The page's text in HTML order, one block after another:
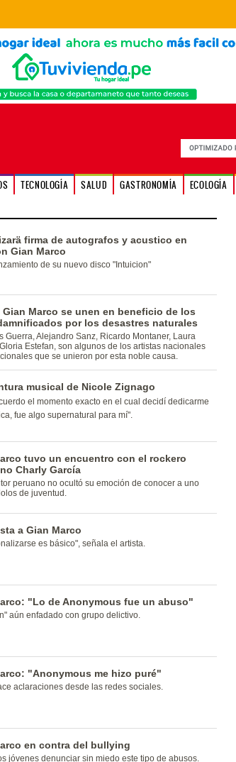
TECNOLOGÍA SALUD GASTRONOMÍA ECOLOGÍA
firma de autografos y acustico en
Gian Marco
de su nuevo disco "Intuicion"
Gian Marco se unen en beneficio de los
por los desastres naturales
Guerra, Alejandro Sanz, Ricardo Montaner, Laura
Estefan, son algunos de los artistas nacionales
que se unieron por esta noble causa.
musical de Nicole Zignago
el momento exacto en el cual decidí dedicarme
fue algo supernatural para mí".
tuvo un encuentro con el rockero
Charly García
peruano no ocultó su emoción de conocer a uno
de juventud.
a Gian Marco
es básico", señala el artista.
"Lo de Anonymous fue un abuso"
aún enfadado con grupo delictivo.
"Anonymous me hizo puré"
aclaraciones desde las redes sociales.
en contra del bullying
jóvenes denunciar sin miedo este tipo de abusos.